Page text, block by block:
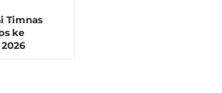
Timnas
ke